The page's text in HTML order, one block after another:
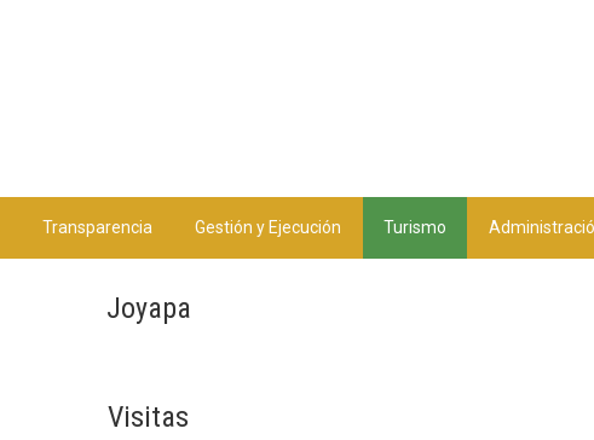
Transparencia Gestión y Ejecución Turismo
Joyapa
Visitas